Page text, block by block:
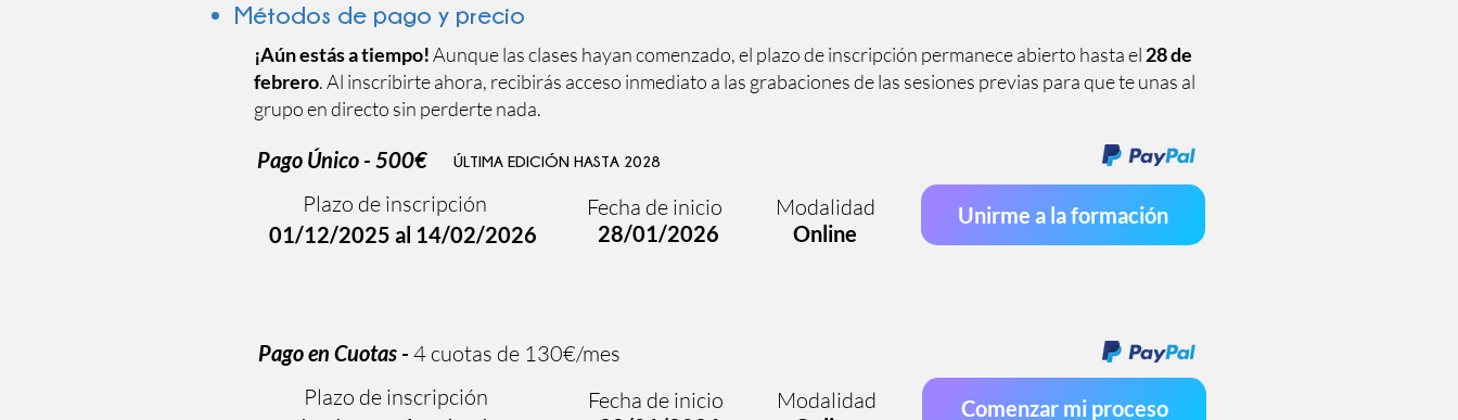
Métodos de pago y precio
¡Aún estás a tiempo!Aunque las clases hayan comenzado, el plazo de inscripción permanece abierto hasta el 28 de
febrero. Al inscribirte ahora, recibirás acceso inmediato a las grabaciones de las sesiones previas para que te unas al
grupo en directo sin perderte nada.
Pago Único - 500€ ÚLTIMA EDICIÓN HASTA 2028
Plazo de inscripción
01/12/2025 al 14/02/2026
Fecha de inicio
28/01/2026
Modalidad
Online
Unirme a la formación
Pago en Cuotas - 4 cuotas de 130€/mes
Plazo de inscripción
Fecha de inicio Modalidad Comenzar mi proceso